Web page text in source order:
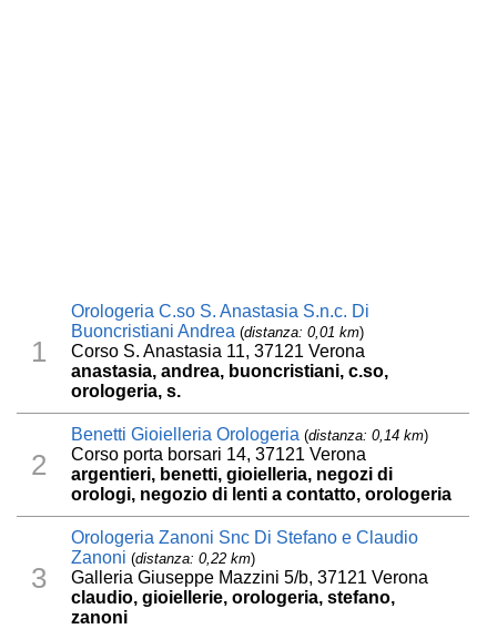
1
Orologeria C.so S. Anastasia S.n.c. Di
Buoncristiani Andrea (distanza: 0,01 km)
Corso S. Anastasia 11, 37121 Verona
anastasia, andrea, buoncristiani, c.so,
orologeria, s.
2
Benetti Gioielleria Orologeria (distanza: 0,14 km)
Corso porta borsari 14, 37121 Verona
argentieri, benetti, gioielleria, negozi di
orologi, negozio di lenti a contatto, orologeria
3
Orologeria Zanoni Snc Di Stefano e Claudio
Zanoni (distanza: 0,22 km)
Galleria Giuseppe Mazzini 5/b, 37121 Verona
claudio, gioiellerie, orologeria, stefano,
zanoni